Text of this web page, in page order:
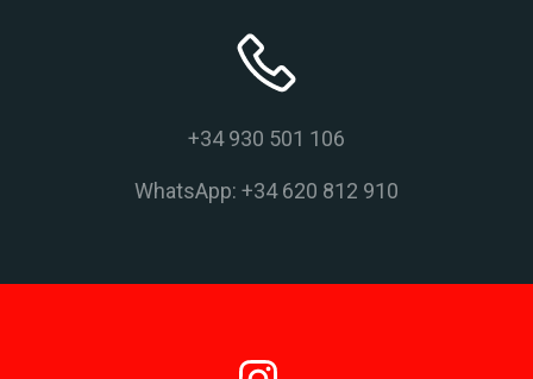
+34 930 501 106
WhatsApp: +34 620 812 910